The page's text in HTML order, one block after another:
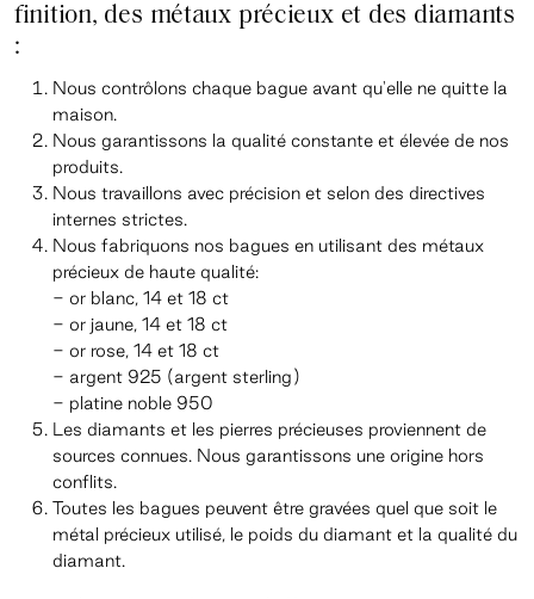
finition, des métaux précieux et des diamants
:
Nous contrôlons chaque bague avant qu'elle ne quitte la
maison.
Nous garantissons la qualité constante et élevée de nos
produits.
Nous travaillons avec précision et selon des directives
internes strictes.
Nous fabriquons nos bagues en utilisant des métaux
précieux de haute qualité:
- or blanc, 14 et 18 ct
- or jaune, 14 et 18 ct
- or rose, 14 et 18 ct
- argent 925 (argent sterling)
- platine noble 950
Les diamants et les pierres précieuses proviennent de
sources connues. Nous garantissons une origine hors
conflits.
Toutes les bagues peuvent être gravées quel que soit le
métal précieux utilisé, le poids du diamant et la qualité du
diamant.